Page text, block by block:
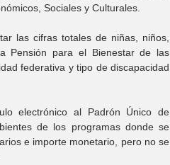
Sociales y Culturales.
las cifras totales de niñas, niños,
Pensión para el Bienestar de las
federativa y tipo de discapacidad
electrónico al Padrón Único de
de los programas donde se
e importe monetario, pero no se